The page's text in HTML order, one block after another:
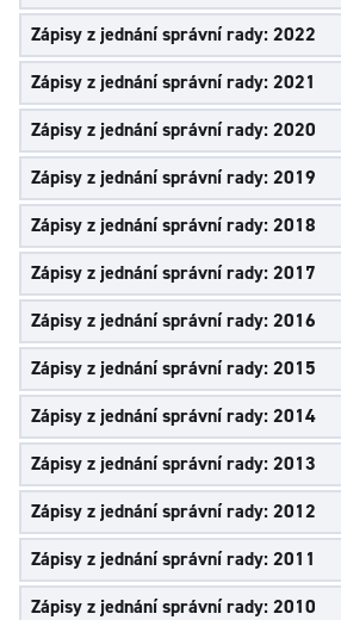
Zápisy z jednání správní rady: 2022
Zápisy z jednání správní rady: 2021
Zápisy z jednání správní rady: 2020
Zápisy z jednání správní rady: 2019
Zápisy z jednání správní rady: 2018
Zápisy z jednání správní rady: 2017
Zápisy z jednání správní rady: 2016
Zápisy z jednání správní rady: 2015
Zápisy z jednání správní rady: 2014
Zápisy z jednání správní rady: 2013
Zápisy z jednání správní rady: 2012
Zápisy z jednání správní rady: 2011
Zápisy z jednání správní rady: 2010